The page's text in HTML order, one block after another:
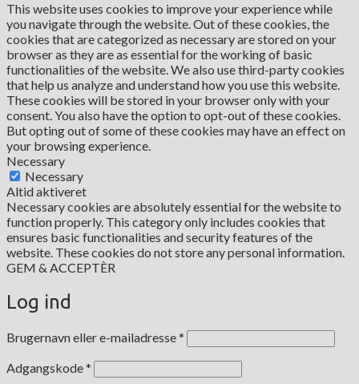
This website uses cookies to improve your experience while
you navigate through the website. Out of these cookies, the
cookies that are categorized as necessary are stored on your
browser as they are as essential for the working of basic
functionalities of the website. We also use third-party cookies
that help us analyze and understand how you use this website.
These cookies will be stored in your browser only with your
consent. You also have the option to opt-out of these cookies.
But opting out of some of these cookies may have an effect on
your browsing experience.
Necessary
Necessary
Altid aktiveret
Necessary cookies are absolutely essential for the website to
function properly. This category only includes cookies that
ensures basic functionalities and security features of the
website. These cookies do not store any personal information.
GEM & ACCEPTÈR
Log ind
Brugernavn eller e-mailadresse*
Adgangskode*